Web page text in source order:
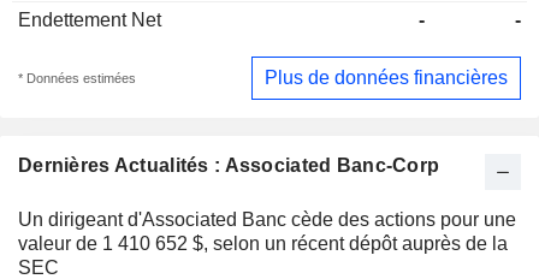
Dernières Actualités : Associated Banc-Corp
Un dirigeant d'Associated Banc cède des actions pour une
valeur de 1 410 652 $, selon un récent dépôt auprès de la
SEC
Endettement Net
- -
* Données estimées Plus de données financières